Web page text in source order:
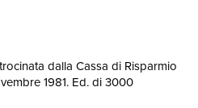
dalla Cassa di Risparmio
1981. Ed. di 3000